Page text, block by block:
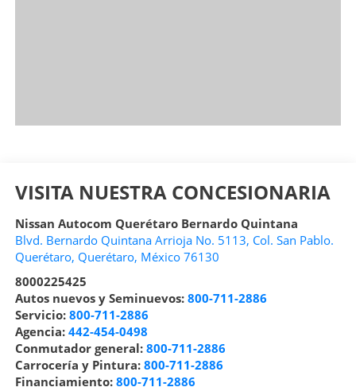
VISITA NUESTRA CONCESIONARIA
Nissan Autocom Querétaro Bernardo Quintana
Blvd. Bernardo Quintana Arrioja No. 5113, Col. San Pablo.
Querétaro, Querétaro, México 76130
8000225425
Autos nuevos y Seminuevos: 800-711-2886
Servicio: 800-711-2886
Agencia: 442-454-0498
Conmutador general: 800-711-2886
Carrocería y Pintura: 800-711-2886
Financiamiento: 800-711-2886